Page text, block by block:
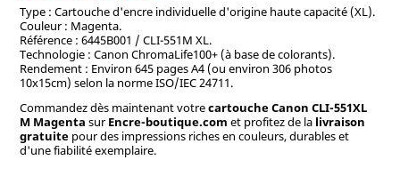
Type : Cartouche d'encre individuelle d'origine haute capacité (XL).
Couleur : Magenta.
Référence : 6445B001 / CLI-551M XL.
Technologie : Canon ChromaLife100+ (à base de colorants).
Rendement : Environ 645 pages A4 (ou environ 306 photos
10x15cm) selon la norme ISO/IEC 24711.
Commandez dès maintenant votrecartouche Canon CLI-551XL
MMagenta surEncre-boutique.com et profitez de la livraison
gratuitepour des impressions riches en couleurs, durables et
d'une fiabilité exemplaire.